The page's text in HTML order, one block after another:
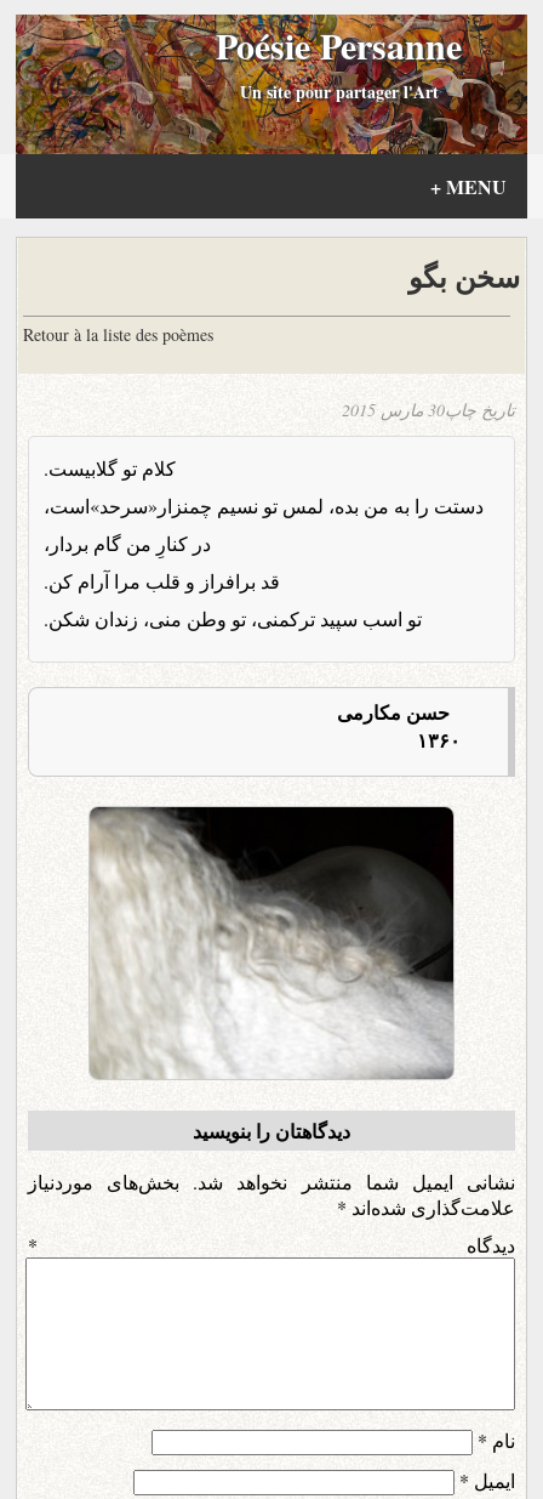
Poésie Persanne
Un site pour partager l'Art
MENU
+
سخن بگو
Retour à la liste des poèmes
تاریخ چاپ30 مارس 2015
کلام تو گلابیست.
دستت را به من بده، لمس تو نسیم چمنزار«سرحد»است،
در کنارِ من گام بردار،
قد برافراز و قلب مرا آرام کن.
تو اسب سپید ترکمنی، تو وطن منی، زندان شکن.
حسن مکارمی
۱۳۶۰
دیدگاهتان را بنویسید
نشانی ایمیل شما منتشر نخواهد شد.
بخش‌های موردنیاز
علامت‌گذاری شده‌اند *
دیدگاه *
نام *
ایمیل *